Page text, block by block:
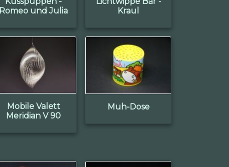
Romeo und Julia
Kraul
Mobile Valett
Meridian V 90
Muh-Dose